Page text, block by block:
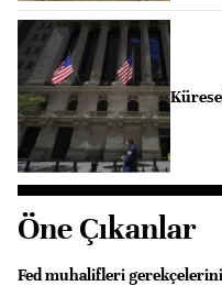
Öne Çıkanlar
Fed muhalifleri gerekçelerini